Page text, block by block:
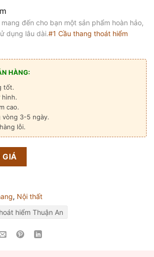
đến cho bạn một sản phẩm hoàn hảo,
dụng lâu dài.#1 Cầu thang thoát hiểm
HÀNG:
tốt.
hình.
cao.
vòng 3-5 ngày.
lỗi.
GIÁ
, Nội thất
hiểm Thuận An